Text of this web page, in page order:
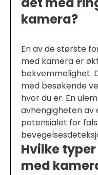
kamera?
En av de største
med kamera er
bekvemmelighet.
med besøkende
hvor du er. En
avhengigheten av
potensialet for
Hvilke
med